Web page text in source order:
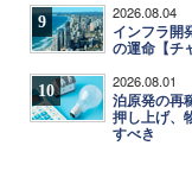
9 2026.08.04
インフラ開
の運命【チ
10 2026.08.01
泊原発の再
押し上げ、
すべき